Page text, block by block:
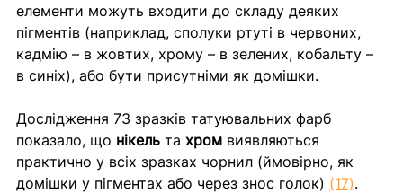
елементи можуть входити до складу деяких
пігментів (наприклад, сполуки ртуті в червоних,
кадмію – в жовтих, хрому – в зелених, кобальту –
в синіх), або бути присутніми як домішки.
Дослідження 73 зразків татуювальних фарб
показало, що нікель та хром виявляються
практично у всіх зразках чорнил (ймовірно, як
домішки у пігментах або через знос голок) (17).